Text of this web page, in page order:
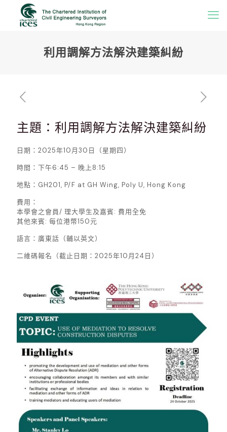
利用調解方法解決建築糾紛
主題：利用調解方法解決建築糾紛
日期：2025年10月30日（星期四）
時間：下午6:45 – 晚上8:15
地點：GH201, P/F at GH Wing, Poly U, Hong Kong
費用：
本學會之會員/ 理大學生及嘉賓: 費用全免
其他來賓: 每位港幣150元
語言：廣東話（輔以英文）
二維碼報名（截止日期：2025年10月24日）